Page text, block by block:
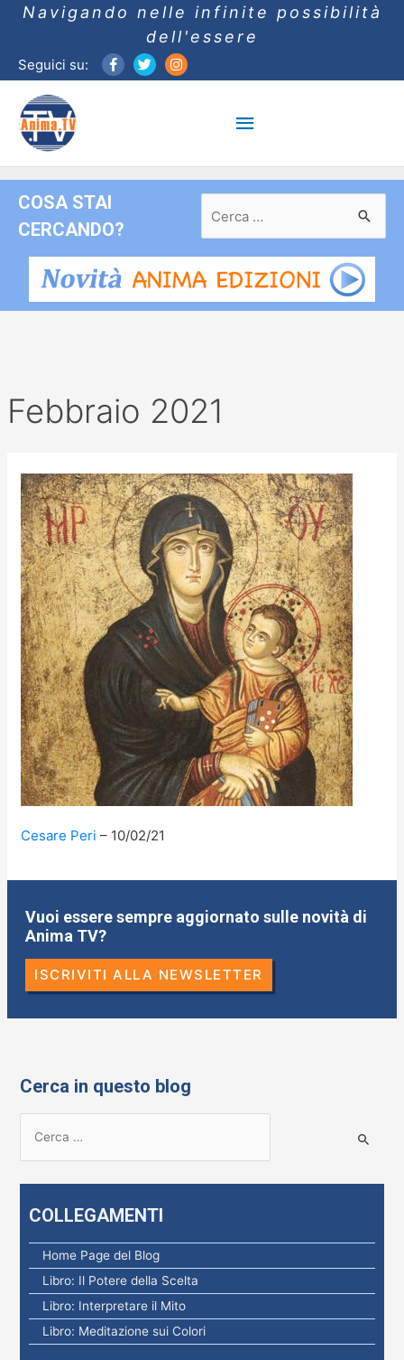
Navigando nelle infinite possibilità
dell'essere
Seguici su:
Menu
principale
COSA STAI
CERCANDO?
per:
Febbraio 2021
Cesare Peri 10/02/21
Vuoi essere sempre aggiornato sulle novità di
Anima TV?
ISCRIVITI ALLA NEWSLETTER
Cerca in questo blog
COLLEGAMENTI
Home Page del Blog
Libro: Il Potere della Scelta
Libro: Interpretare il Mito
Libro: Meditazione sui Colori